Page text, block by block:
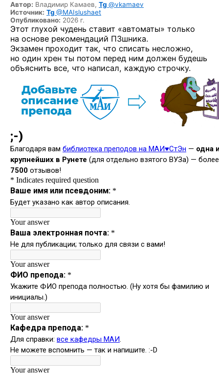
Автор: Владимир Камаев, Tg @vkamaev
Источник: Tg @MAIslushaet
Опубликовано: 2026 г.
Этот глухой чудень ставит «автоматы» только
на основе рекомендаций ПЗшника.
Экзамен проходит так, что списать несложно,
но один хрен ты потом перед ним должен будешь
объяснить все, что написал, каждую строчку.